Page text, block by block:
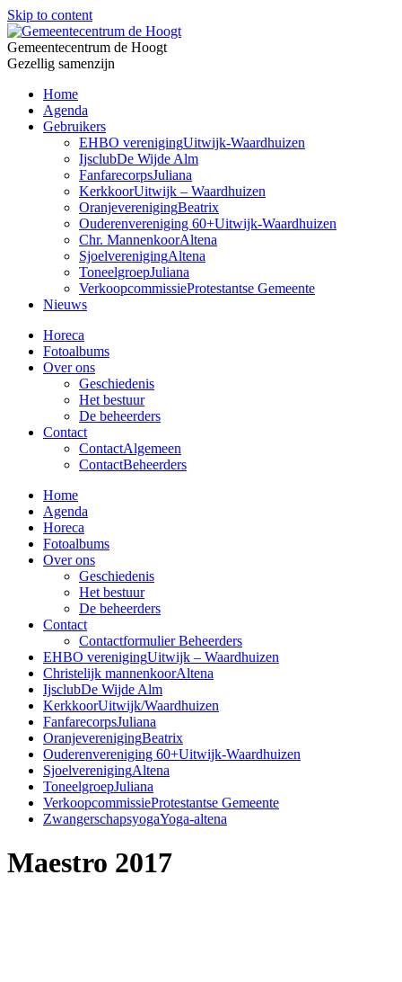
Skip to content
Gemeentecentrum de Hoogt
Gezellig samenzijn
Home
Agenda
Gebruikers
EHBO verenigingUitwijk-Waardhuizen
IjsclubDe Wijde Alm
FanfarecorpsJuliana
KerkkoorUitwijk – Waardhuizen
OranjeverenigingBeatrix
Ouderenvereniging 60+Uitwijk-Waardhuizen
Chr. MannenkoorAltena
SjoelverenigingAltena
ToneelgroepJuliana
VerkoopcommissieProtestantse Gemeente
Nieuws
Horeca
Fotoalbums
Over ons
Geschiedenis
Het bestuur
De beheerders
Contact
ContactAlgemeen
ContactBeheerders
Home
Agenda
Horeca
Fotoalbums
Over ons
Geschiedenis
Het bestuur
De beheerders
Contact
Contactformulier Beheerders
EHBO verenigingUitwijk – Waardhuizen
Christelijk mannenkoorAltena
IjsclubDe Wijde Alm
KerkkoorUitwijk/Waardhuizen
FanfarecorpsJuliana
OranjeverenigingBeatrix
Ouderenvereniging 60+Uitwijk-Waardhuizen
SjoelverenigingAltena
ToneelgroepJuliana
VerkoopcommissieProtestantse Gemeente
ZwangerschapsyogaYoga-altena
Maestro 2017